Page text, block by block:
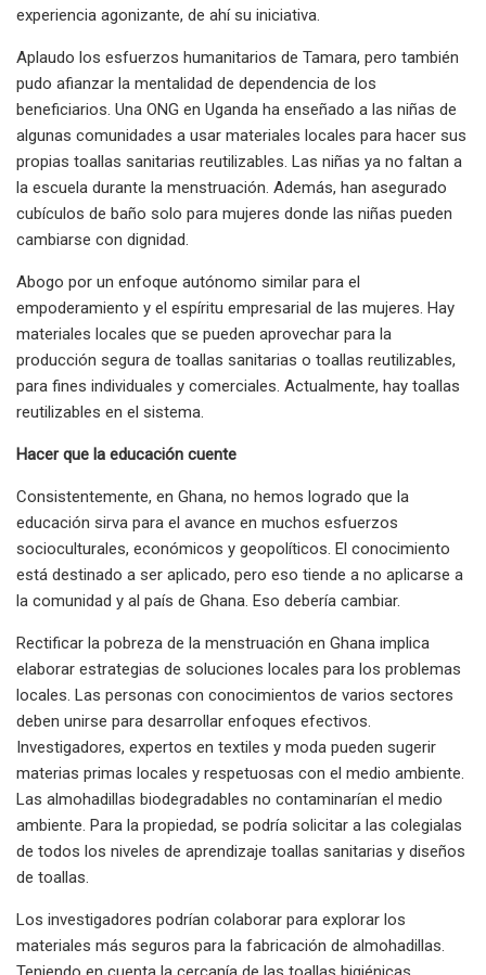
experiencia agonizante, de ahí su iniciativa.
Aplaudo los esfuerzos humanitarios de Tamara, pero también
pudo afianzar la mentalidad de dependencia de los
beneficiarios. Una ONG en Uganda ha enseñado a las niñas de
algunas comunidades a usar materiales locales para hacer sus
propias toallas sanitarias reutilizables. Las niñas ya no faltan a
la escuela durante la menstruación. Además, han asegurado
cubículos de baño solo para mujeres donde las niñas pueden
cambiarse con dignidad.
Abogo por un enfoque autónomo similar para el
empoderamiento y el espíritu empresarial de las mujeres. Hay
materiales locales que se pueden aprovechar para la
producción segura de toallas sanitarias o toallas reutilizables,
para fines individuales y comerciales. Actualmente, hay toallas
reutilizables en el sistema.
Hacer que la educación cuente
Consistentemente, en Ghana, no hemos logrado que la
educación sirva para el avance en muchos esfuerzos
socioculturales, económicos y geopolíticos. El conocimiento
está destinado a ser aplicado, pero eso tiende a no aplicarse a
la comunidad y al país de Ghana. Eso debería cambiar.
Rectificar la pobreza de la menstruación en Ghana implica
elaborar estrategias de soluciones locales para los problemas
locales. Las personas con conocimientos de varios sectores
deben unirse para desarrollar enfoques efectivos.
Investigadores, expertos en textiles y moda pueden sugerir
materias primas locales y respetuosas con el medio ambiente.
Las almohadillas biodegradables no contaminarían el medio
ambiente. Para la propiedad, se podría solicitar a las colegialas
de todos los niveles de aprendizaje toallas sanitarias y diseños
de toallas.
Los investigadores podrían colaborar para explorar los
materiales más seguros para la fabricación de almohadillas.